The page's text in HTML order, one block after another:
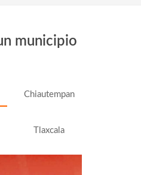
municipio
Chiautempan
Tlaxcala